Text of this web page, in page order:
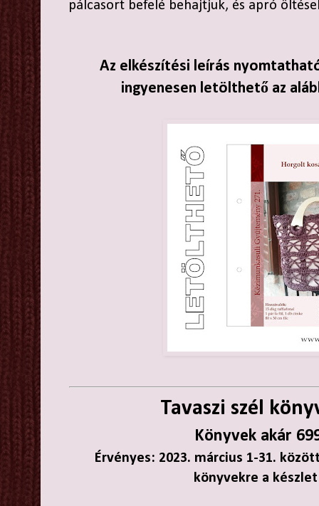
pálcasort befelé behajtjuk, és apró
Az elkészítési leírás
ingyenesen letölthető az
Tavaszi szél
Könyvek akár
Érvényes: 2023. március 1-31.
könyvekre a